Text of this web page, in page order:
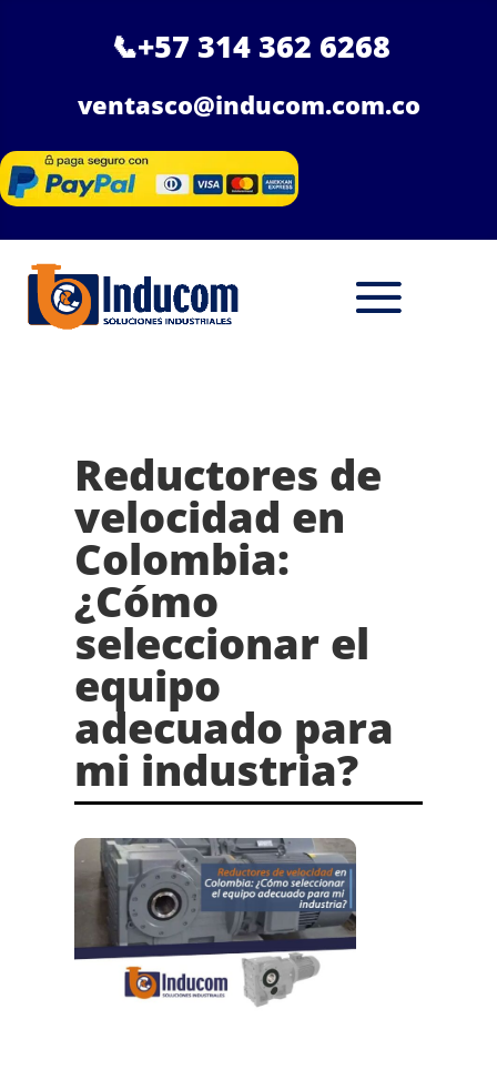
📞+57 314 362 6268
ventasco@inducom.com.co
Reductores de
velocidad en
Colombia:
¿Cómo
seleccionar el
equipo
adecuado para
mi industria?